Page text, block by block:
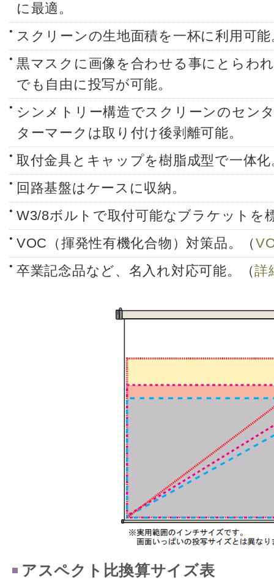
に最適。
スクリーンの生地面積を一杯に利用可能
黒マスクに画像を合わせる事にとらわ
でも自由に投写が可能。
シンメトリー構造でスクリーンのセン
ターマークは取り付け後剥離可能。
取付金具とキャップを樹脂成型で一体化
回路基盤はケースに収納。
W3/8ボルトで取付可能なブラケットを
VOC（揮発性有機化合物）対策品。（
卒業記念品など、名入れ対応可能。（詳
アスペクト比換算サイズ表